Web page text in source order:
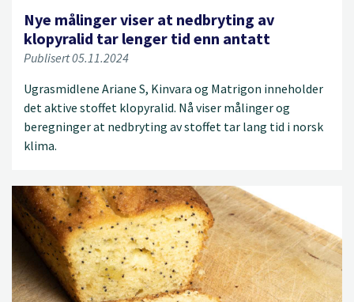
Nye målinger viser at nedbryting av
klopyralid tar lenger tid enn antatt
Publisert 05.11.2024
Ugrasmidlene Ariane S, Kinvara og Matrigon inneholder
det aktive stoffet klopyralid. Nå viser målinger og
beregninger at nedbryting av stoffet tar lang tid i norsk
klima.